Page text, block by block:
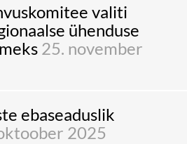
valiti
ühenduse
25. november
ebaseaduslik
2025